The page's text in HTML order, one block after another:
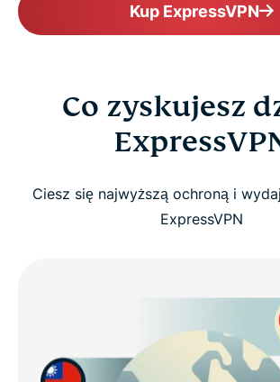
Kup ExpressVPN
Co zyskujesz
Ciesz się najwyższą ochroną i
ExpressVPN